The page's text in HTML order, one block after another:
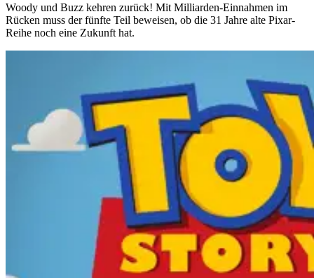
Woody und Buzz kehren zurück! Mit Milliarden-Einnahmen im
Rücken muss der fünfte Teil beweisen, ob die 31 Jahre alte Pixar-
Reihe noch eine Zukunft hat.